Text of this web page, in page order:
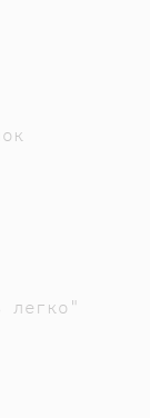
легко"